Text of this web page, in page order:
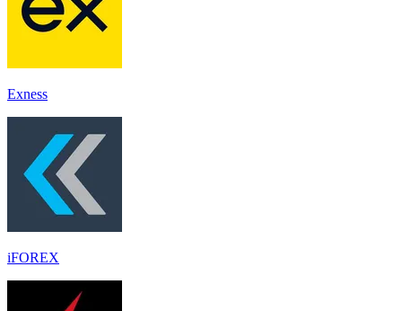
Exness
iFOREX